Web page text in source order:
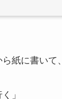
紙に書いて、
」